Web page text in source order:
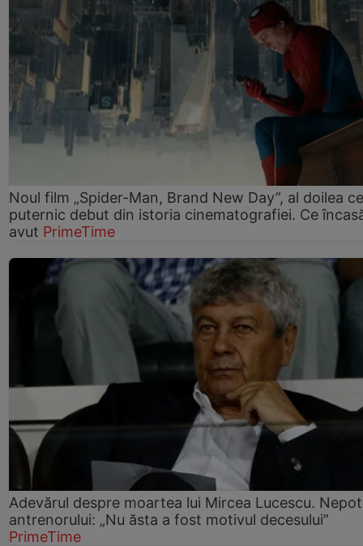
Noul film „Spider-Man, Brand New Day”, al doilea
puternic debut din istoria cinematografiei. Ce
avut PrimeTime
Adevărul despre moartea lui Mircea Lucescu.
antrenorului: „Nu ăsta a fost motivul decesului”
PrimeTime